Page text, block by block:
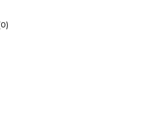
0